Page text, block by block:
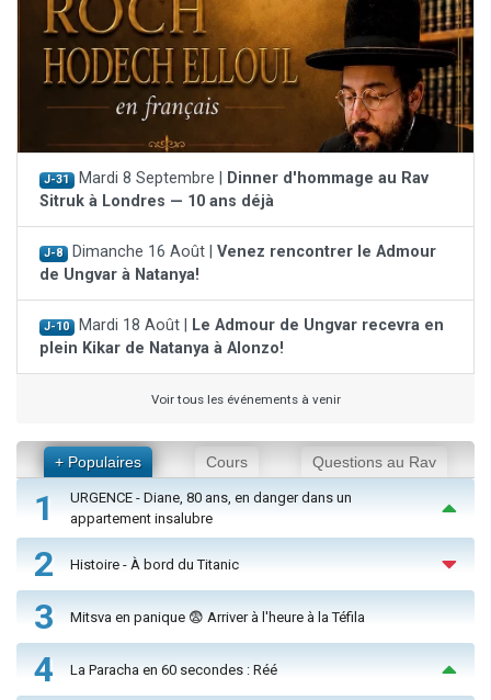
J-31 Mardi 8 Septembre |
Dinner d'hommage au Rav
Sitruk à Londres — 10 ans déjà
J-8 Dimanche 16 Août | Venez rencontrer le Admour
de Ungvar à Natanya!
J-10 Mardi 18 Août |
Le Admour de Ungvar recevra en
plein Kikar de Natanya à Alonzo!
Voir tous les événements à venir
+ Populaires Cours Questions au Rav
1
URGENCE - Diane, 80 ans, en danger dans un
appartement insalubre
2 Histoire - À bord du Titanic
3 Mitsva en panique 😨 Arriver à l'heure à la Téfila
4 La Paracha en 60 secondes : Réé